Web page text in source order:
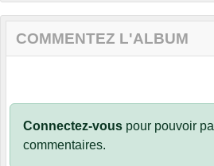
COMMENTEZ L'ALBUM
Connectez-vous pour pouvoir
commentaires.